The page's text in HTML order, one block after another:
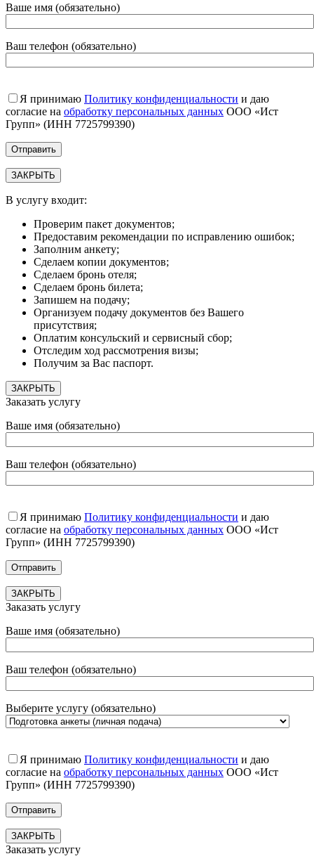
Ваше имя (обязательно)
Ваш телефон (обязательно)
Я принимаю Политику конфиденциальности и даю
согласие на обработку персональных данных ООО «Ист
Групп» (ИНН 7725799390)
ЗАКРЫТЬ
В услугу входит:
Проверим пакет документов;
Предоставим рекомендации по исправлению ошибок;
Заполним анкету;
Сделаем копии документов;
Сделаем бронь отеля;
Сделаем бронь билета;
Запишем на подачу;
Организуем подачу документов без Вашего
присутствия;
Оплатим консульский и сервисный сбор;
Отследим ход рассмотрения визы;
Получим за Вас паспорт.
ЗАКРЫТЬ
Заказать услугу
Ваше имя (обязательно)
Ваш телефон (обязательно)
Я принимаю Политику конфиденциальности и даю
согласие на обработку персональных данных ООО «Ист
Групп» (ИНН 7725799390)
ЗАКРЫТЬ
Заказать услугу
Ваше имя (обязательно)
Ваш телефон (обязательно)
Выберите услугу (обязательно)
Я принимаю Политику конфиденциальности и даю
согласие на обработку персональных данных ООО «Ист
Групп» (ИНН 7725799390)
ЗАКРЫТЬ
Заказать услугу